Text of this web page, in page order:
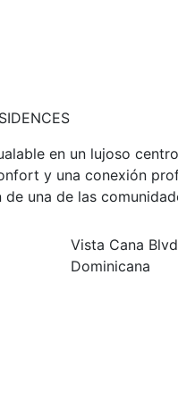
en un lujoso
y una conexión
una de las
Vista Cana
Dominicana